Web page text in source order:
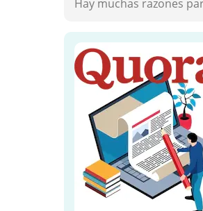
Hay muchas razones